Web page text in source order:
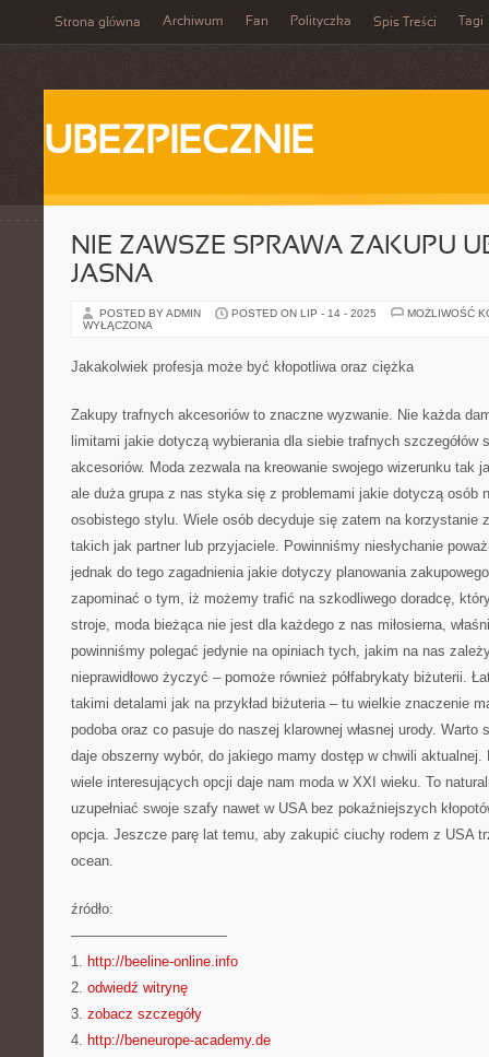
Strona główna Archiwum Fan Polityczka Spis Treści Tagi
UBEZPIECZNIE
NIE ZAWSZE SPRAWA ZAKUPU
JASNA
POSTED BY ADMIN POSTED ON LIP - 14 - 2025
MOŻLIWOŚĆ
WYŁĄCZONA
Jakakolwiek profesja może być kłopotliwa oraz ciężka
Zakupy trafnych akcesoriów to znaczne wyzwanie. Nie każda
limitami jakie dotyczą wybierania dla siebie trafnych szczegółów
akcesoriów. Moda zezwala na kreowanie swojego wizerunku tak
ale duża grupa z nas styka się z problemami jakie dotyczą osób
osobistego stylu. Wiele osób decyduje się zatem na korzystanie
takich jak partner lub przyjaciele. Powinniśmy niesłychanie
jednak do tego zagadnienia jakie dotyczy planowania
zapominać o tym, iż możemy trafić na szkodliwego doradcę,
stroje, moda bieżąca nie jest dla każdego z nas miłosierna,
powinniśmy polegać jedynie na opiniach tych, jakim na nas
nieprawidłowo życzyć – pomoże również półfabrykaty biżuterii.
takimi detalami jak na przykład biżuteria – tu wielkie znaczenie
podoba oraz co pasuje do naszej klarownej własnej urody.
daje obszerny wybór, do jakiego mamy dostęp w chwili aktualnej.
wiele interesujących opcji daje nam moda w XXI wieku. To
uzupełniać swoje szafy nawet w USA bez pokaźniejszych
opcja. Jeszcze parę lat temu, aby zakupić ciuchy rodem z USA
ocean.
źródło:
———————————
1. http://beeline-online.info
2. odwiedź witrynę
3. zobacz szczegóły
4. http://beneurope-academy.de